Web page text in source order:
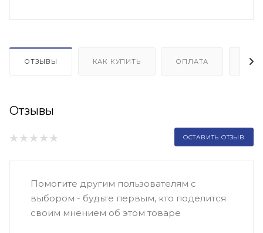
ОТЗЫВЫ КАК КУПИТЬ ОПЛАТА
Отзывы
ОСТАВИТЬ ОТЗЫВ
Помогите другим пользователям с
выбором - будьте первым, кто поделится
своим мнением об этом товаре